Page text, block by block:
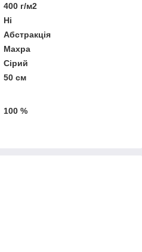
400 г/м2
Ні
Абстракція
Махра
Сірий
50 см
100 %